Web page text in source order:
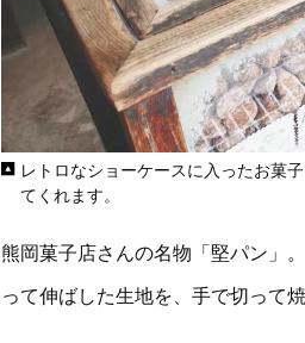
レトロなショーケースに入ったお菓
てくれます。
熊岡菓子店さんの名物「堅パン」
って伸ばした生地を、手で切って